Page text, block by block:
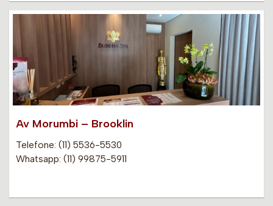
Av Morumbi – Brooklin
Telefone: (11) 5536-5530
Whatsapp: (11) 99875-5911